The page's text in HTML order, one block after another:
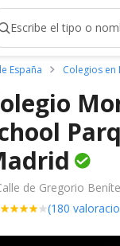
colegios
España Colegios en
estado online
de Gregorio
(180